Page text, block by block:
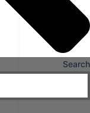
Search